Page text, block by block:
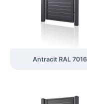
Antracit RAL 7016